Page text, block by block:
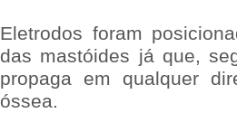
Eletrodos foram
das mastóides já que,
propaga em qualquer
óssea.